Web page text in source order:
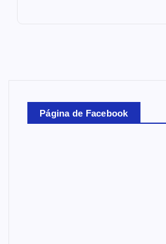
Página de Facebook